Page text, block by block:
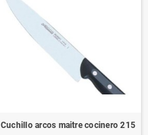
Cuchillo arcos maitre cocinero 215